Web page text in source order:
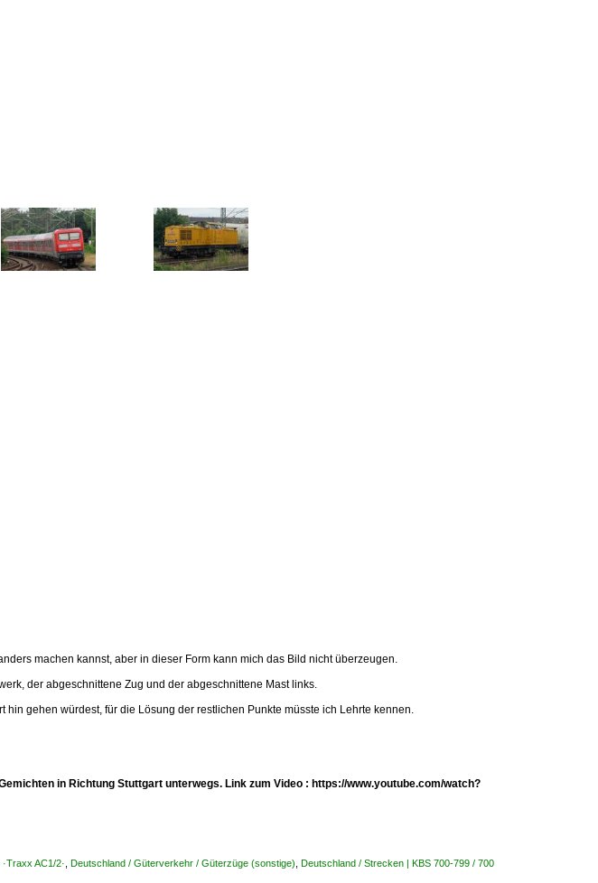
machen kannst, aber in dieser Form kann mich das Bild nicht überzeugen.
der abgeschnittene Zug und der abgeschnittene Mast links.
gehen würdest, für die Lösung der restlichen Punkte müsste ich Lehrte kennen.
in Richtung Stuttgart unterwegs. Link zum Video : https://www.youtube.com/watch?
AC1/2· Deutschland / Güterverkehr / Güterzüge (sonstige) Deutschland / Strecken | KBS 700-799 / 700